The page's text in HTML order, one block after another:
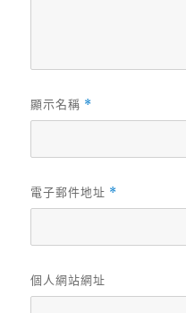
顯示名稱 *
電子郵件地址 *
個人網站網址